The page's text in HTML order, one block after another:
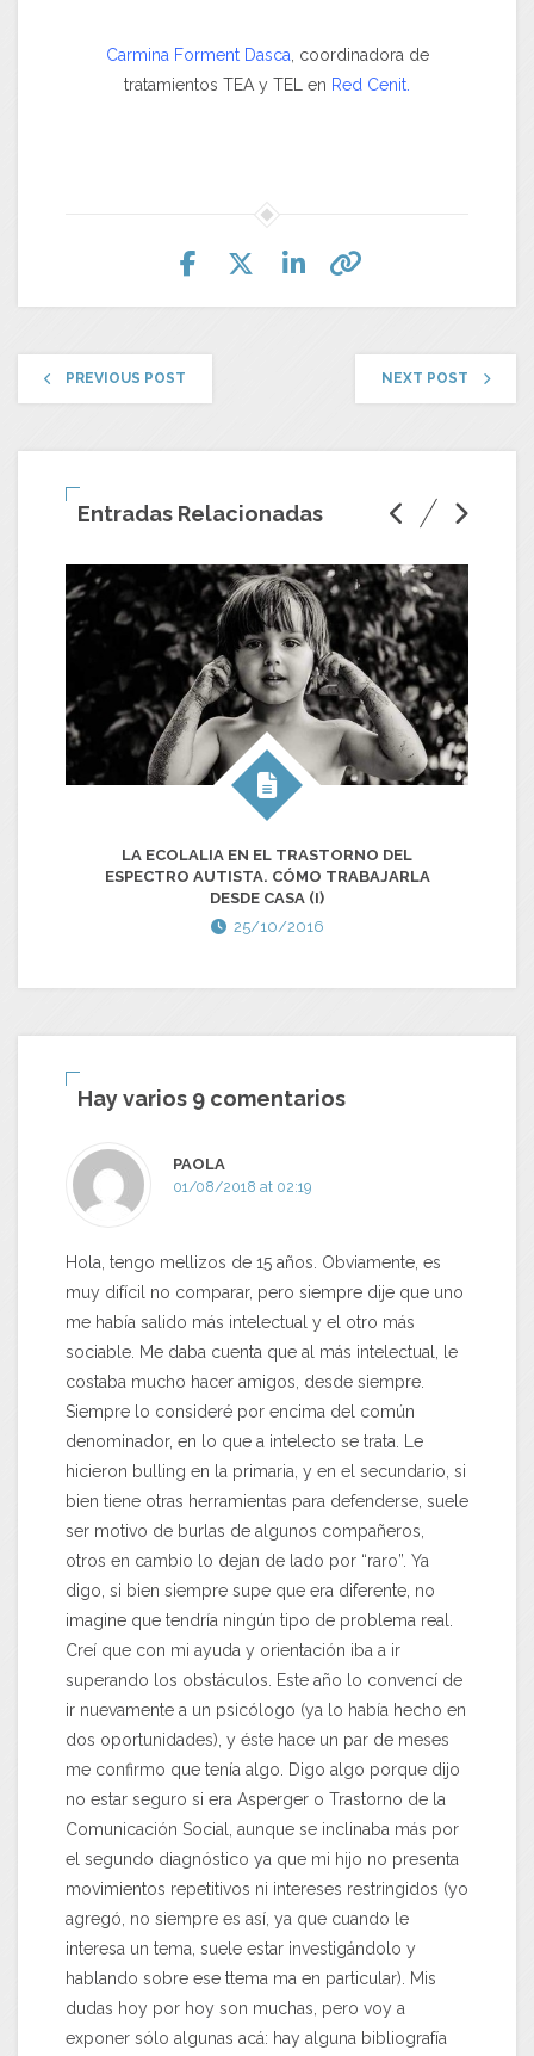
Carmina Forment Dasca , coordinadora de
tratamientos TEA y TEL en Red Cenit.
PREVIOUS POST NEXT POST
Entradas Relacionadas
LA ECOLALIA EN EL TRASTORNO DEL
ESPECTRO AUTISTA. CÓMO TRABAJARLA
DESDE CASA (I)
25/10/2016
Hay varios 9 comentarios
PAOLA
01/08/2018 at 02:19
Hola, tengo mellizos de 15 años. Obviamente, es
muy difícil no comparar, pero siempre dije que uno
me había salido más intelectual y el otro más
sociable. Me daba cuenta que al más intelectual, le
costaba mucho hacer amigos, desde siempre.
Siempre lo consideré por encima del común
denominador, en lo que a intelecto se trata. Le
hicieron bulling en la primaria, y en el secundario, si
bien tiene otras herramientas para defenderse, suele
ser motivo de burlas de algunos compañeros,
otros en cambio lo dejan de lado por “raro”. Ya
digo, si bien siempre supe que era diferente, no
imagine que tendría ningún tipo de problema real.
Creí que con mi ayuda y orientación iba a ir
superando los obstáculos. Este año lo convencí de
ir nuevamente a un psicólogo (ya lo había hecho en
dos oportunidades), y éste hace un par de meses
me confirmo que tenía algo. Digo algo porque dijo
no estar seguro si era Asperger o Trastorno de la
Comunicación Social, aunque se inclinaba más por
el segundo diagnóstico ya que mi hijo no presenta
movimientos repetitivos ni intereses restringidos (yo
agregó, no siempre es así, ya que cuando le
interesa un tema, suele estar investigándolo y
hablando sobre ese ttema ma en particular). Mis
dudas hoy por hoy son muchas, pero voy a
exponer sólo algunas acá: hay alguna bibliografía